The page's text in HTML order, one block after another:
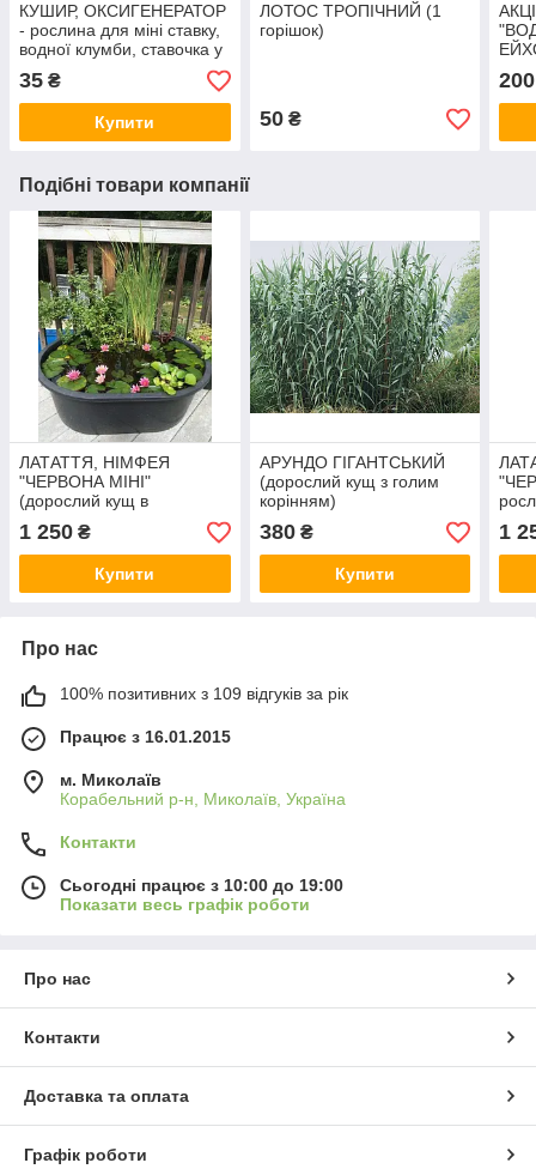
КУШИР, ОКСИГЕНЕРАТОР
- рослина для міні ставку,
водної клумби, ставочка у
вазоні
35 ₴
Купити
ЛОТОС ТРОПІЧНИЙ (1
горішок)
50₴
200
Подібні товари компанії
ЛАТАТТЯ, НІМФЕЯ
"ЧЕРВОНА МІНІ"
(дорослий кущ в
1 250 ₴
Купити
AРУНДО ГІГАНТСЬКИЙ
(дорослий кущ з голим
корінням)
380₴
Купити
1
Про нас
100% позитивних з 109 відгуків за рік
Працює з 16.01.2015
м. Миколаїв
Корабельний р-н, Миколаїв, Україна
Контакти
Сьогодні працює з 10:00 до 19:00
Показати весь графік роботи
Про нас
Контакти
Доставка та оплата
Графік роботи